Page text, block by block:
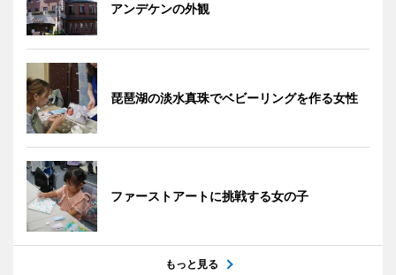
アンデケンの外観
琵琶湖の淡水真珠でベビーリングを作る女性
ファーストアートに挑戦する女の子
もっと見る